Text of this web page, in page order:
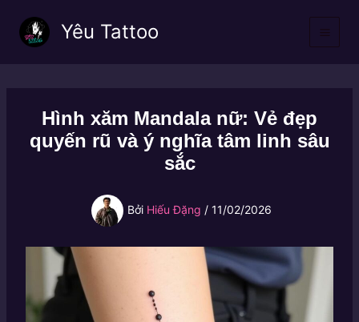
Yêu Tattoo
Hình xăm Mandala nữ: Vẻ đẹp
quyến rũ và ý nghĩa tâm linh sâu
sắc
Bởi Hiếu Đặng / 11/02/2026